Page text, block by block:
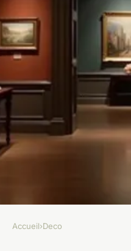
Accueil›Deco